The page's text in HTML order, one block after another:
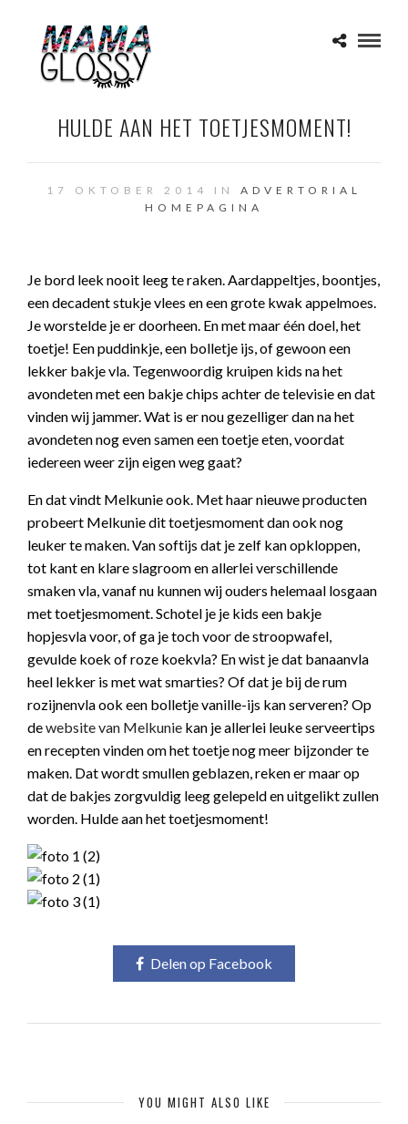
HULDE AAN HET TOETJESMOMENT!
17 OKTOBER 2014 IN ADVERTORIAL
HOMEPAGINA
Je bord leek nooit leeg te raken. Aardappeltjes, boontjes,
een decadent stukje vlees en een grote kwak appelmoes.
Je worstelde je er doorheen. En met maar één doel, het
toetje! Een puddinkje, een bolletje ijs, of gewoon een
lekker bakje vla. Tegenwoordig kruipen kids na het
avondeten met een bakje chips achter de televisie en dat
vinden wij jammer. Wat is er nou gezelliger dan na het
avondeten nog even samen een toetje eten, voordat
iedereen weer zijn eigen weg gaat?
En dat vindt Melkunie ook. Met haar nieuwe producten
probeert Melkunie dit toetjesmoment dan ook nog
leuker te maken. Van softijs dat je zelf kan opkloppen,
tot kant en klare slagroom en allerlei verschillende
smaken vla, vanaf nu kunnen wij ouders helemaal losgaan
met toetjesmoment. Schotel je je kids een bakje
hopjesvla voor, of ga je toch voor de stroopwafel,
gevulde koek of roze koekvla? En wist je dat banaanvla
heel lekker is met wat smarties? Of dat je bij de rum
rozijnenvla ook een bolletje vanille-ijs kan serveren? Op
dewebsite van Melkunie kan je allerlei leuke serveertips
en recepten vinden om het toetje nog meer bijzonder te
maken. Dat wordt smullen geblazen, reken er maar op
dat de bakjes zorgvuldig leeg gelepeld en uitgelikt zullen
worden. Hulde aan het toetjesmoment!
Delen op Facebook
YOU MIGHT ALSO LIKE